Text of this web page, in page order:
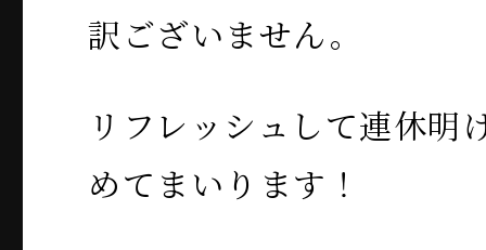
訳ございません。
リフレッシュして連休明
めてまいります！